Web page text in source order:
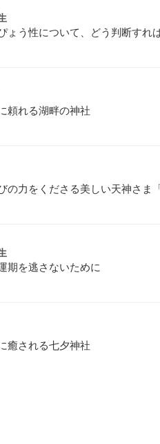
ょう性について、どう判断すれ
頼れる湖畔の神社
の力をくださる美しい天神さま
期を逃さないために
癒される七夕神社